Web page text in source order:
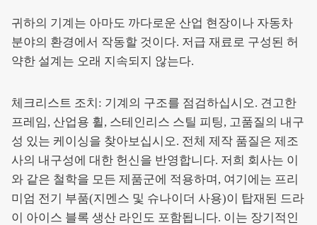
귀하의 기계는 아마도 까다로운 산업 현장이나 자동차
분야의 환경에서 작동할 것이다. 저급 재료로 구성된 허
약한 설계는 오래 지속되지 않는다.
체크리스트 조치: 기계의 구조를 점검하십시오. 견고한
프레임, 산업용 휠, 스테인리스 스틸 피팅, 고품질의 내구
성 있는 케이싱을 찾아보십시오. 전체 제작 품질은 제조
사의 내구성에 대한 헌신을 반영합니다. 저희 회사는 이
와 같은 철학을 모든 제품군에 적용하며, 여기에는 프리
미엄 전기 부품(지멘스 및 슈나이더 사용)이 탑재된 드라
이 아이스 블록 생산 라인도 포함됩니다. 이는 장기적인